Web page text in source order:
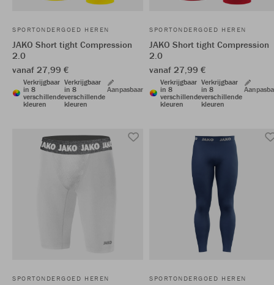
SPORTONDERGOED HEREN
JAKO Short tight Compression
2.0
vanaf 27,99 €
Verkrijgbaar
in 8
verschillende
kleuren
Verkrijgbaar
in 8
verschillende
kleuren
Aanpasbaar
SPORTONDERGOED HEREN
JAKO Short tight Compression
2.0
vanaf 27,99 €
Verkrijgbaar
in 8
verschillende
kleuren
Verkrijgbaar
in 8
verschillende
kleuren
SPORTONDERGOED HEREN SPORTONDERGOED HEREN